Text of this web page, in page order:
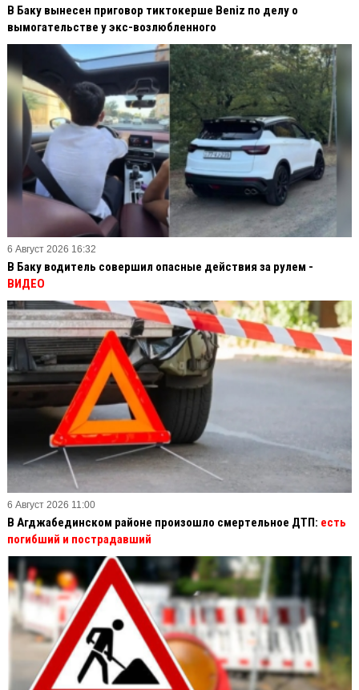
В Баку вынесен приговор тиктокерше Beniz по делу о
вымогательстве у экс-возлюбленного
6 Август 2026 16:32
В Баку водитель совершил опасные действия за рулем -
ВИДЕО
6 Август 2026 11:00
В Агджабединском районе произошло смертельное ДТП: есть
погибший и пострадавший